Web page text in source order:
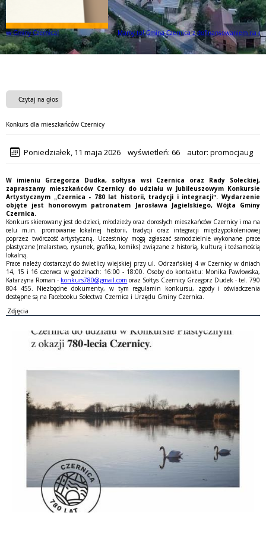
Mamy to! Gmina Czernica z dofinansowaniem na działania dla seniorów!
Czytaj na głos
Konkurs dla mieszkańców Czernicy
Poniedziałek, 11 maja 2026 wyświetleń: 66 autor: promocjaug
W imieniu Grzegorza Dudka, sołtysa wsi Czernica oraz Rady Sołeckiej,
zapraszamy mieszkańców Czernicy do udziału w Jubileuszowym Konkursie
Artystycznym „Czernica - 780 lat historii, tradycji i integracji”. Wydarzenie
objęte jest honorowym patronatem Jarosława Jagielskiego, Wójta Gminy
Czernica.
Konkurs skierowany jest do dzieci, młodzieży oraz dorosłych mieszkańców Czernicy i ma na
celu m.in. promowanie lokalnej historii, tradycji oraz integracji międzypokoleniowej
poprzez twórczość artystyczną. Uczestnicy mogą zgłaszać samodzielnie wykonane prace
plastyczne (malarstwo, rysunek, grafika, komiks) związane z historią, kulturą i tożsamością
lokalną.
Prace należy dostarczyć do świetlicy wiejskiej przy ul. Odrzańskiej 4 w Czernicy w dniach
14, 15 i 16 czerwca w godzinach: 16:00 - 18:00. Osoby do kontaktu: Monika Pawłowska,
Katarzyna Roman - konkurs780@gmail.com oraz Sołtys Czernicy Grzegorz Dudek - tel. 790
804 455. Niezbędne dokumenty, w tym regulamin konkursu, zgody i oświadczenia
dostępne są na Facebooku Sołectwa Czernica i Urzędu Gminy Czernica.
Zdjęcia